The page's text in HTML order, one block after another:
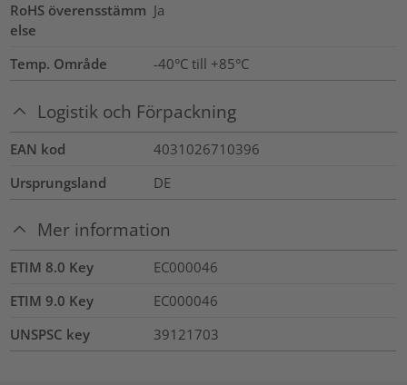
RoHS överensstämm
else
Ja
Temp. Område -40°C till +85°C
Logistik och Förpackning
EAN kod
4031026710396
Ursprungsland
DE
Mer information
ETIM 8.0 Key
EC000046
ETIM 9.0 Key
EC000046
UNSPSC key
39121703